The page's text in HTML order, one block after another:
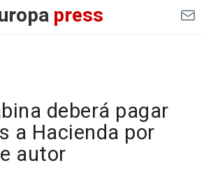
press
deberá pagar
a Hacienda por
autor